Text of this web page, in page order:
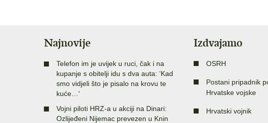
Najnovije
Telefon im je uvijek u ruci, čak i na
kupanje s obitelji idu s dva auta: ‘Kad
smo vidjeli što je pisalo na krovu te
kuće…‘
Vojni piloti HRZ-a u akciji na Dinari:
Ozlijeđeni Nijemac prevezen u Knin
Izdvajamo
OSRH
Postani pripadnik
Hrvatske vojske
Hrvatski vojnik